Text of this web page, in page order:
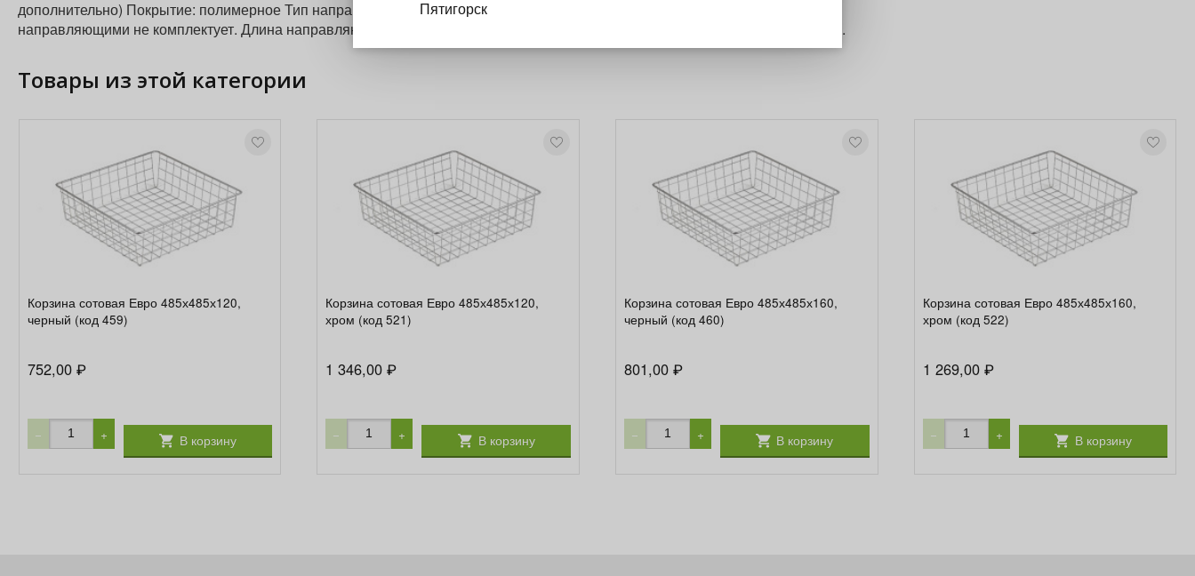
дополнительно) Покрытие: полимерное Тип направляющих: роликовые и шариковые направляющие. Производитель
направляющими не комплектует. Длина направляющих для данного типа корзин 450 мм (рекомендовано). Нагрузка: до 25кг.
Товары из этой категории
Корзина сотовая Евро 485х485х120,
черный (код 459)
752,00 ₽
− + В корзину
Корзина сотовая Евро 485х485х120,
хром (код 521)
1 346,00₽
− + В корзину
Корзина сотовая Евро 485х485х160,
черный (код 460)
801,00₽
− + В корзину
Корзина сотовая Евро 485х485х160,
хром (код 522)
1 269,00 ₽
− + В корзину
Пятигорск